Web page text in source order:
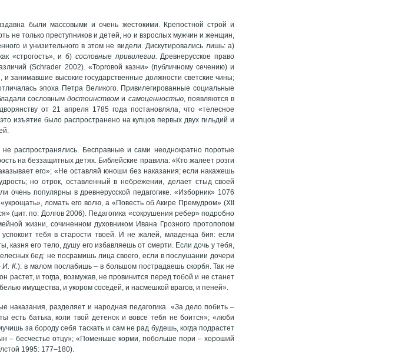
были массовыми и очень жестокими. Крепостной строй и
не только преступников и детей, но и взрослых мужчин и женщин,
и унизительного в этом не видели. Дискутировались лишь: а)
«строгость», и б) сословные привилегии.Древнерусское право
(Schrader 2002). «Торговой казни» (публичному сечению) и
занимавшие высокие государственные должности светские чины;
эпоха Петра Великого. Привилегированные социальные
сословнымдостоинством и самоценностью, появляются в
от 21 апреля 1785 года постановляла, что «телесное
изъятие было распространено на купцов первых двух гильдий и
распространя­лись. Бесправные и сами неоднократно поротые
на беззащитных детях. Библейские правила: «Кто жалеет розги
его»; «Не оставляй юноши без наказания; если накажешь
но отрок, оставленный в небрежении, делает стыд своей
популярны в древнерусской педагогике. «Изборник» 1076
ломать его волю, а «Повесть об Акире Премудром» (ХII
(цит. по: Долгов 2006). Педагогика «сокрушения ребер» подробно
жизни, сочиненном духовником Ивана Грозного протопопом
тебя в старости твоей. И не жалей, младенца бия: если
казня его тело, душу его избавляешь от смерти. Если дочь у тебя,
бед: не посрамишь лица своего, если в послушании дочери
К.): в малом послабишь – в большом пострадаешь скорбя. Так не
растет, и тогда, возмужав, не провинится перед тобой и не станет
имущества, и укором соседей, и насмешкой врагов, и пеней».
разделяет и народная педагогика. «За дело побить –
есть батька, коли твой детенок и вовсе тебя не боится»; «люби
за бороду себя таскать и сам не рад будешь, когда подрастет
– бесчестье отцу»; «Поменьше корми, побольше пори – хороший
1995: 177–180).